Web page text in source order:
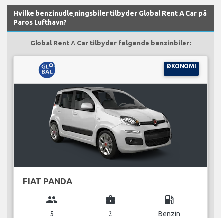
Hvilke benzinudlejningsbiler tilbyder Global Rent A Car på
Paros Lufthavn?
Global Rent A Car tilbyder følgende benzinbiler:
ØKONOMI
FIAT PANDA
group
5
business_center
2
local_gas_station
Benzin